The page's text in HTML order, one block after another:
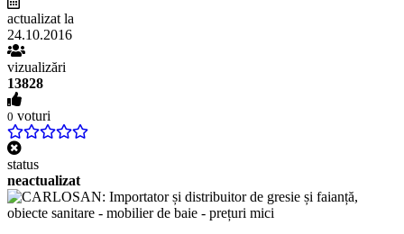
actualizat la
24.10.2016
vizualizări
13828
0 voturi
status
neactualizat